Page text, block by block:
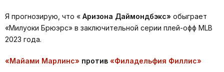
Я прогнозирую, что « Аризона Даймондбэкс» обыграет
«Милуоки Брюэрс» в заключительной серии плей-офф MLB
2023 года.
«Майами Марлинс» против «Филадельфия Филлис»